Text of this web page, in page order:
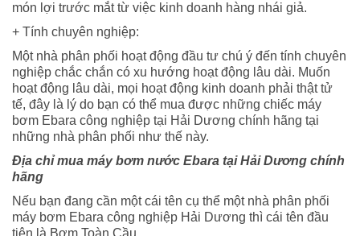
món lợi trước mắt từ việc kinh doanh hàng nhái giả.
+ Tính chuyên nghiệp:
Một nhà phân phối hoạt động đầu tư chú ý đến tính chuyên
nghiệp chắc chắn có xu hướng hoạt động lâu dài. Muốn
hoạt động lâu dài, mọi hoạt động kinh doanh phải thật tử
tế, đây là lý do bạn có thể mua được những chiếc máy
bơm Ebara công nghiệp tại Hải Dương chính hãng tại
những nhà phân phối như thế này.
Địa chỉ mua máy bơm nước Ebara tại Hải Dương chính
hãng
Nếu bạn đang cần một cái tên cụ thể một nhà phân phối
máy bơm Ebara công nghiệp Hải Dương thì cái tên đầu
tiên là Bơm Toàn Cầu.